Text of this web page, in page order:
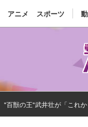
アニメ スポーツ
"百獣の王"武井壮が「これ